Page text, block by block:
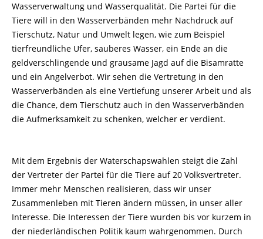
Wasserverwaltung und Wasserqualität. Die Partei für die
Tiere will in den Wasserverbänden mehr Nachdruck auf
Tierschutz, Natur und Umwelt legen, wie zum Beispiel
tierfreundliche Ufer, sauberes Wasser, ein Ende an die
geldverschlingende und grausame Jagd auf die Bisamratte
und ein Angelverbot. Wir sehen die Vertretung in den
Wasserverbänden als eine Vertiefung unserer Arbeit und als
die Chance, dem Tierschutz auch in den Wasserverbänden
die Aufmerksamkeit zu schenken, welcher er verdient.
Mit dem Ergebnis der Waterschapswahlen steigt die Zahl
der Vertreter der Partei für die Tiere auf 20 Volksvertreter.
Immer mehr Menschen realisieren, dass wir unser
Zusammenleben mit Tieren ändern müssen, in unser aller
Interesse. Die Interessen der Tiere wurden bis vor kurzem in
der niederländischen Politik kaum wahrgenommen. Durch